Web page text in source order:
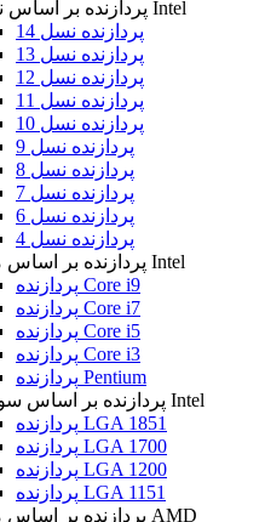
پردازنده بر اساس نسل Intel
پردازنده نسل 14
پردازنده نسل 13
پردازنده نسل 12
پردازنده نسل 11
پردازنده نسل 10
پردازنده نسل 9
پردازنده نسل 8
پردازنده نسل 7
پردازنده نسل 6
پردازنده نسل 4
پردازنده بر اساس مدل Intel
پردازنده Core i9
پردازنده Core i7
پردازنده Core i5
پردازنده Core i3
پردازنده Pentium
پردازنده بر اساس سوکت Intel
پردازنده LGA 1851
پردازنده LGA 1700
پردازنده LGA 1200
پردازنده LGA 1151
پردازنده بر اساس مدل AMD